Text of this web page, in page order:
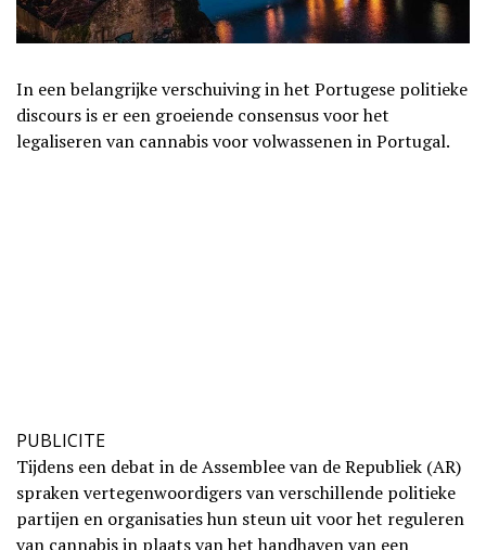
In een belangrijke verschuiving in het Portugese politieke
discours is er een groeiende consensus voor het
legaliseren van cannabis voor volwassenen in Portugal.
PUBLICITE
Tijdens een debat in de Assemblee van de Republiek (AR)
spraken vertegenwoordigers van verschillende politieke
partijen en organisaties hun steun uit voor het reguleren
van cannabis in plaats van het handhaven van een